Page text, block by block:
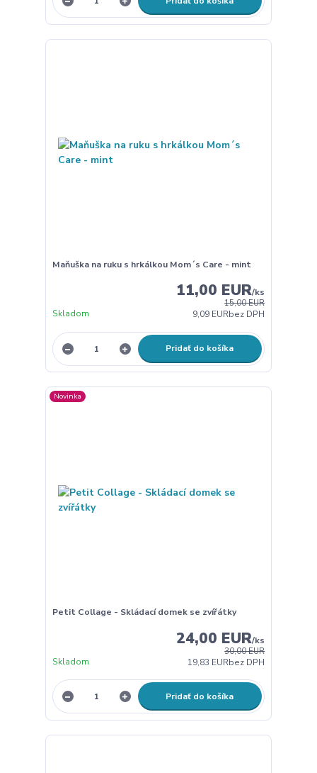
Maňuška na ruku s hrkálkou Mom´s Care - mint
15,00 EUR
11,00 EUR/ks
9,09 EURbez DPH
Skladom
Pridať do košíka
Novinka
Petit Collage - Skládací domek se zvířátky
30,00 EUR
24,00 EUR/ks
19,83 EURbez DPH
Skladom
Pridať do košíka